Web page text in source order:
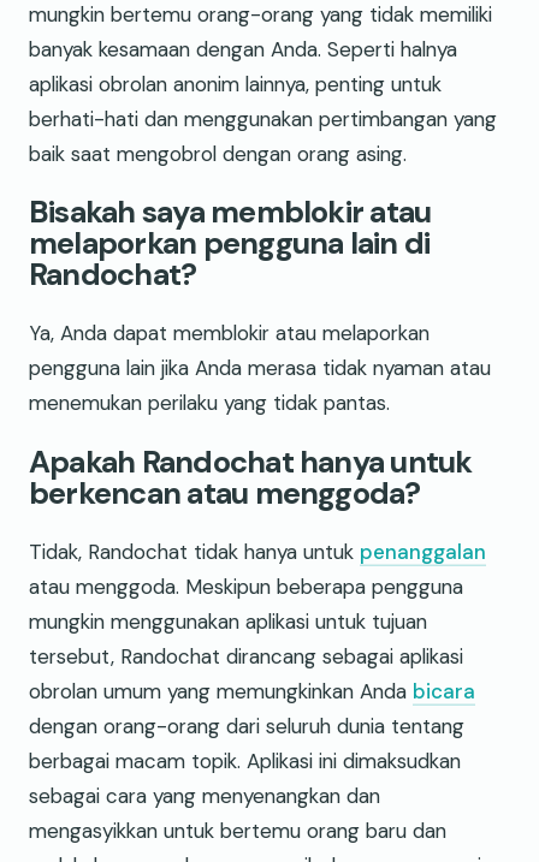
mungkin bertemu orang-orang yang tidak memiliki
banyak kesamaan dengan Anda. Seperti halnya
aplikasi obrolan anonim lainnya, penting untuk
berhati-hati dan menggunakan pertimbangan yang
baik saat mengobrol dengan orang asing.
Bisakah saya memblokir atau
melaporkan pengguna lain di
Randochat?
Ya, Anda dapat memblokir atau melaporkan
pengguna lain jika Anda merasa tidak nyaman atau
menemukan perilaku yang tidak pantas.
Apakah Randochat hanya untuk
berkencan atau menggoda?
Tidak, Randochat tidak hanya untuk penanggalan
atau menggoda. Meskipun beberapa pengguna
mungkin menggunakan aplikasi untuk tujuan
tersebut, Randochat dirancang sebagai aplikasi
obrolan umum yang memungkinkan Anda bicara
dengan orang-orang dari seluruh dunia tentang
berbagai macam topik. Aplikasi ini dimaksudkan
sebagai cara yang menyenangkan dan
mengasyikkan untuk bertemu orang baru dan